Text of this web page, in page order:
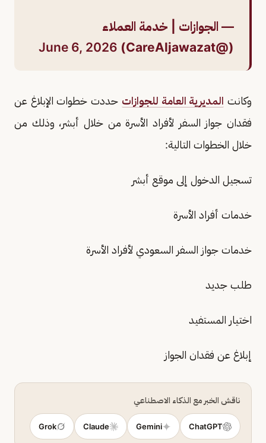
— الجوازات | خدمة العملاء
(@CareAljawazat)
June 6, 2026
وكانت المديرية العامة للجوازات حددت خطوات الإبلاغ عن
فقدان جواز السفر لأفراد الأسرة من خلال أبشر، وذلك من
خلال الخطوات التالية:
تسجيل الدخول إلى موقع أبشر
خدمات أفراد الأسرة
خدمات جواز السفر السعودي لأفراد الأسرة
طلب جديد
اختيار المستفيد
إبلاغ عن فقدان الجواز
ناقش الخبر مع الذكاء الاصطناعي
ChatGPT
Gemini
Claude
Grok